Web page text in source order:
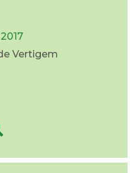
Vertigem